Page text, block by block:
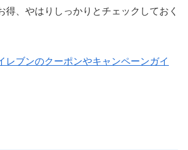
得、やはりしっかりとチェックしておく
レブンのクーポンやキャンペーンガイ